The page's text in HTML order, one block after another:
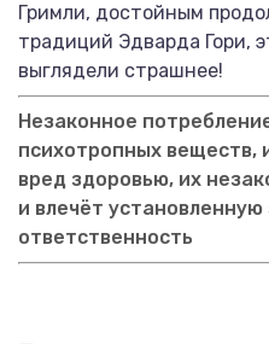
Гримли, достойным
традиций Эдварда Гори,
выглядели страшнее!
Незаконное
психотропных веществ,
вред здоровью, их
и влечёт
ответственность